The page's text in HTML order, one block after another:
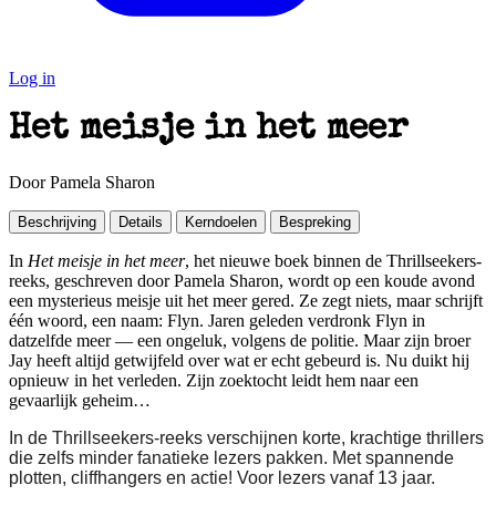
Log in
Het meisje in het meer
Door Pamela Sharon
Beschrijving Details Kerndoelen Bespreking
In Het meisje in het meer, het nieuwe boek binnen de Thrillseekers-
reeks, geschreven door Pamela Sharon, wordt op een koude avond
een mysterieus meisje uit het meer gered. Ze zegt niets, maar schrijft
één woord, een naam: Flyn. Jaren geleden verdronk Flyn in
datzelfde meer — een ongeluk, volgens de politie. Maar zijn broer
Jay heeft altijd getwijfeld over wat er echt gebeurd is. Nu duikt hij
opnieuw in het verleden. Zijn zoektocht leidt hem naar een
gevaarlijk geheim…
In de Thrillseekers-reeks verschijnen korte, krachtige thrillers
die zelfs minder fanatieke lezers pakken. Met spannende
plotten, cliffhangers en actie! Voor lezers vanaf 13 jaar.